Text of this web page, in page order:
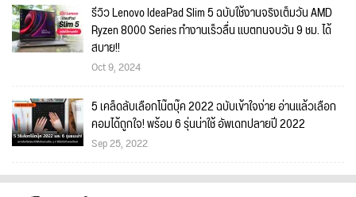
รีวิว Lenovo IdeaPad Slim 5 ฉบับใช้งานจริงเต็มวัน AMD
Ryzen 8000 Series ทำงานเร็วลื่น แบตทนจบวัน 9 ชม. ได้
สบาย!!
Oct 9, 2024
5 เคล็ดลับเลือกโน๊ตบุ๊ค 2022 ฉบับเข้าใจง่าย อ่านแล้วเลือก
คอมได้ถูกใจ! พร้อม 6 รุ่นน่าใช้ อัพเดทปลายปี 2022
Sep 25, 2022